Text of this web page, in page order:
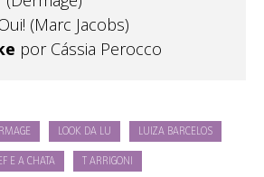
(Marc Jacobs)
por Cássia Perocco
LOOK DA LU LUIZA BARCELOS
E A CHATA T ARRIGONI